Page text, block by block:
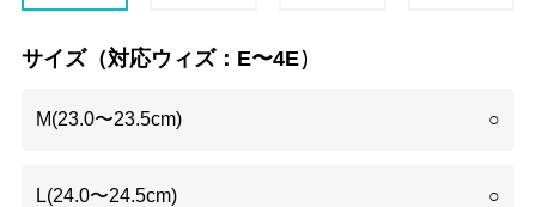
サイズ（対応ウィズ：E〜4E）
M(23.0〜23.5cm) ○
L(24.0〜24.5cm) ○